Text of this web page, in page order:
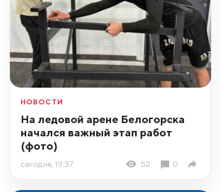
НОВОСТИ
На ледовой арене Белогорска
начался важный этап работ
(фото)
сегодня, 19:37 52 0